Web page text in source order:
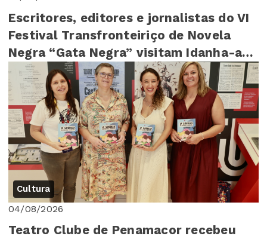
Escritores, editores e jornalistas do VI
Festival Transfronteiriço de Novela
Negra “Gata Negra” visitam Idanha-a-
Nova
Cultura
04/08/2026
Teatro Clube de Penamacor recebeu